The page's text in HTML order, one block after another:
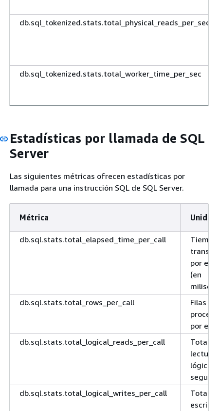
db.sql_tokenized.stats.total_physical_reads_per_sec
db.sql_tokenized.stats.total_worker_time_per_sec
Estadísticas por llamada de SQL
Server
Las siguientes métricas ofrecen estadísticas por
llamada para una instrucción SQL de SQL Server.
Métrica Unidad
db.sql.stats.total_elapsed_time_per_call
por
(en
db.sql.stats.total_rows_per_call
Filas
por
db.sql.stats.total_logical_reads_per_call
Total
lógicas
db.sql.stats.total_logical_writes_per_call
Total